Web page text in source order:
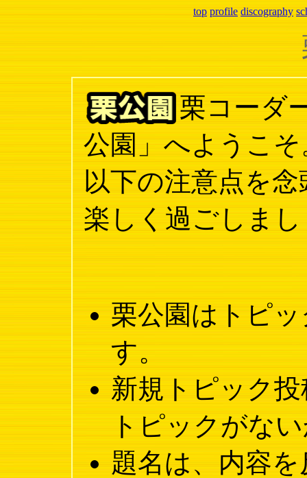
top profile discography
栗コーダ
公園」へようこそ
以下の注意点を
楽しく過ごしま
栗公園はトピ
す。
新規トピック
トピックがな
題名は、内容